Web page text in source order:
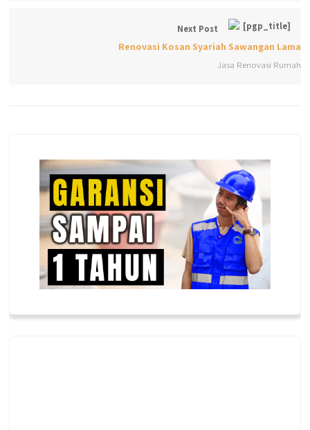
Next Post
Renovasi Kosan Syariah Sawangan Lama
Jasa Renovasi Rumah